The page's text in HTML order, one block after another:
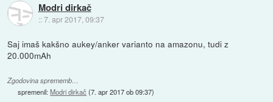
Modri dirkač
::7. apr 2017, 09:37
Saj imaš kakšno aukey/anker varianto na amazonu, tudi z
20.000mAh
Zgodovina sprememb…
spremenil:Modri dirkač (7. apr 2017 ob 09:37)